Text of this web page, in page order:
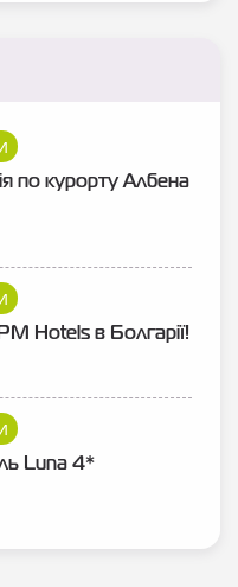
по курорту Албена
Hotels в Болгарії!
Luna 4*